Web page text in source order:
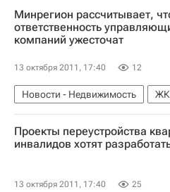
Минрегион рассчитывает,
ответственность
компаний ужесточат
13 октября 2011, 17:40 12
Новости - Недвижимость
Виктор Басаргин
Россия
Проекты переустройства
инвалидов хотят
13 октября 2011, 17:40 25